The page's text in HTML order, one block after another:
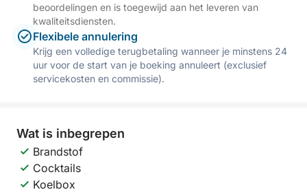
beoordelingen en is toegewijd aan het leveren van
kwaliteitsdiensten.
Flexibele annulering
Krijg een volledige terugbetaling wanneer je minstens 24
uur voor de start van je boeking annuleert (exclusief
servicekosten en commissie).
Wat is inbegrepen
Brandstof
Cocktails
Koelbox